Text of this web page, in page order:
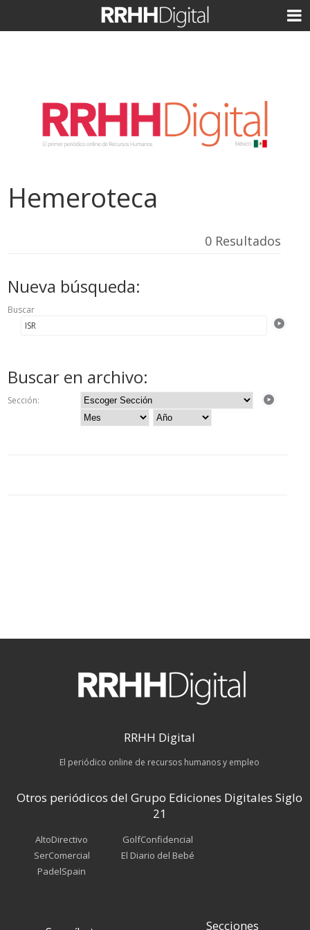
Hemeroteca
0 Resultados
Nueva búsqueda:
Buscar
Buscar en archivo:
Sección:
RRHH Digital
El periódico online de recursos humanos y empleo
Otros periódicos del Grupo Ediciones Digitales Siglo
21
AltoDirectivo
SerComercial
PadelSpain
GolfConfidencial
El Diario del Bebé
Secciones